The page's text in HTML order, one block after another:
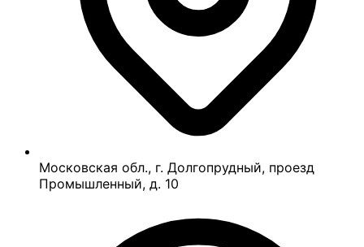
Московская обл., г. Долгопрудный, проезд
Промышленный, д. 10